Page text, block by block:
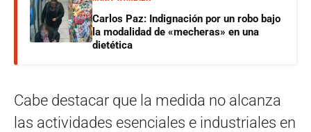
Carlos Paz: Indignación por un robo bajo
la modalidad de «mecheras» en una
dietética
Cabe destacar que la medida no alcanza
las actividades esenciales e industriales en